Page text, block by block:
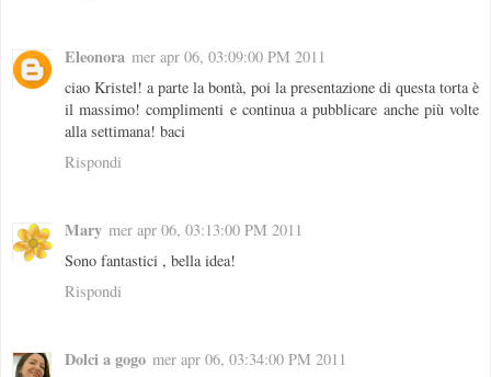
Eleonora mer apr 06, 03:09:00 PM 2011
ciao Kristel! a parte la bontà, poi la presentazione di questa torta è
il massimo! complimenti e continua a pubblicare anche più volte
alla settimana! baci
Rispondi
Mary mer apr 06, 03:13:00 PM 2011
Sono fantastici , bella idea!
Rispondi
Dolci a gogo mer apr 06, 03:34:00 PM 2011